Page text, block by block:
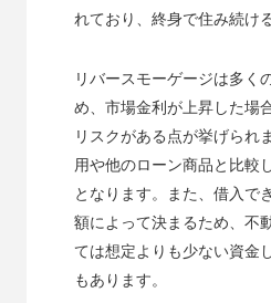
れており、終身で住み続け
リバースモーゲージは多く
め、市場金利が上昇した場
リスクがある点が挙げられ
用や他のローン商品と比較
となります。また、借入で
額によって決まるため、不
ては想定よりも少ない資金
もあります。